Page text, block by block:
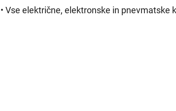
• Vse električne, elektronske in